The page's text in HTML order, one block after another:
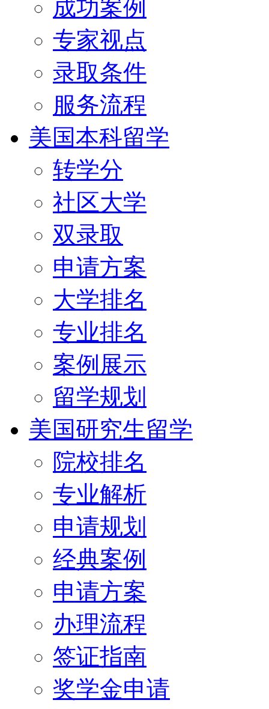
成功案例
专家视点
录取条件
服务流程
美国本科留学
转学分
社区大学
双录取
申请方案
大学排名
专业排名
案例展示
留学规划
美国研究生留学
院校排名
专业解析
申请规划
经典案例
申请方案
办理流程
签证指南
奖学金申请